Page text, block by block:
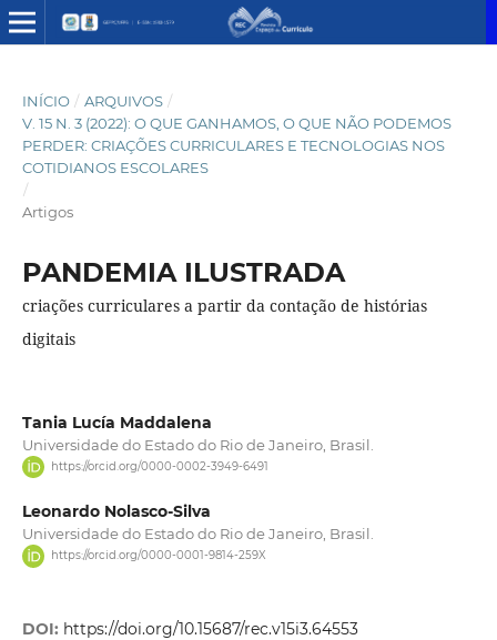
INÍCIO / ARQUIVOS /
V. 15 N. 3 (2022): O QUE GANHAMOS, O QUE NÃO PODEMOS
PERDER: CRIAÇÕES CURRICULARES E TECNOLOGIAS NOS
COTIDIANOS ESCOLARES
/
Artigos
PANDEMIA ILUSTRADA
criações curriculares a partir da contação de histórias
digitais
Tania Lucía Maddalena
Universidade do Estado do Rio de Janeiro, Brasil.
https://orcid.org/0000-0002-3949-6491
Leonardo Nolasco-Silva
Universidade do Estado do Rio de Janeiro, Brasil.
https://orcid.org/0000-0001-9814-259X
DOI: https://doi.org/10.15687/rec.v15i3.64553